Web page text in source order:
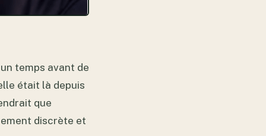
temps avant de
était là depuis
que
discrète et